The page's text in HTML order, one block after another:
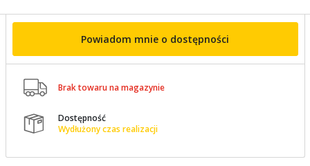
Powiadom mnie o dostępności
 Brak towaru na magazynie

Dostępność
Wydłużony czas realizacji